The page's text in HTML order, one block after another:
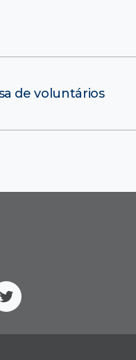
de voluntários
Twitter